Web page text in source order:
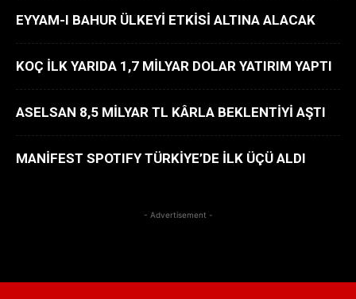
EYYAM-I BAHUR ÜLKEYİ ETKİSİ ALTINA ALACAK
KOÇ İLK YARIDA 1,7 MİLYAR DOLAR YATIRIM YAPTI
ASELSAN 8,5 MİLYAR TL KÂRLA BEKLENTİYİ AŞTI
MANİFEST SPOTIFY TÜRKİYE’DE İLK ÜÇÜ ALDI
- Advertisement -